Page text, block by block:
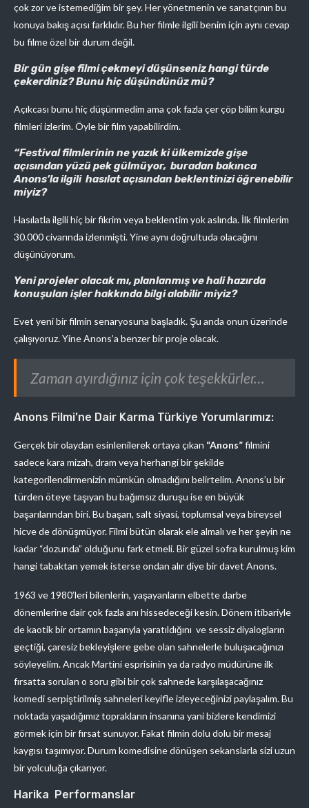
çok zor ve istemediğim bir şey. Her yönetmenin ve sanatçının bu
konuya bakış açısı farklıdır. Bu her filmle ilgili benim için aynı cevap
bu filme özel bir durum değil.
Bir gün gişe filmi çekmeyi düşünseniz hangi türde
çekerdiniz? Bunu hiç düşündünüz mü?
Açıkcası bunu hiç düşünmedim ama çok fazla çer çöp bilim kurgu
filmleri izlerim. Öyle bir film yapabilirdim.
“Festival filmlerinin ne yazık ki ülkemizde gişe
açısından yüzü pek gülmüyor, buradan bakınca
Anons’la ilgili hasılat açısından beklentinizi öğrenebilir
miyiz?
Hasılatla ilgili hiç bir fikrim veya beklentim yok aslında. İlk filmlerim
30.000 civarında izlenmişti. Yine aynı doğrultuda olacağını
düşünüyorum.
Yeni projeler olacak mı, planlanmış ve hali hazırda
konuşulan işler hakkında bilgi alabilir miyiz?
Evet yeni bir filmin senaryosuna başladık. Şu anda onun üzerinde
çalışıyoruz. Yine Anons’a benzer bir proje olacak.
Zaman ayırdığınız için çok teşekkürler…
Anons Filmi’ne Dair Karma Türkiye Yorumlarımız:
Gerçek bir olaydan esinlenilerek ortaya çıkan “Anons”filmini
sadece kara mizah, dram veya herhangi bir şekilde
kategorilendirmenizin mümkün olmadığını belirtelim. Anons’u bir
türden öteye taşıyan bu bağımsız duruşu ise en büyük
başarılarından biri. Bu başarı, salt siyasi, toplumsal veya bireysel
hicve de dönüşmüyor. Filmi bütün olarak ele almalı ve her şeyin ne
kadar “dozunda” olduğunu fark etmeli. Bir güzel sofra kurulmuş kim
hangi tabaktan yemek isterse ondan alır diye bir davet Anons.
1963 ve 1980’leri bilenlerin, yaşayanların elbette darbe
dönemlerine dair çok fazla anı hissedeceği kesin. Dönem itibariyle
de kaotik bir ortamın başarıyla yaratıldığını ve sessiz diyalogların
geçtiği, çaresiz bekleyişlere gebe olan sahnelerle buluşacağınızı
söyleyelim. Ancak Martini esprisinin ya da radyo müdürüne ilk
fırsatta sorulan o soru gibi bir çok sahnede karşılaşacağınız
komedi serpiştirilmiş sahneleri keyifle izleyeceğinizi paylaşalım. Bu
noktada yaşadığımız toprakların insanına yani bizlere kendimizi
görmek için bir fırsat sunuyor. Fakat filmin dolu dolu bir mesaj
kaygısı taşımıyor. Durum komedisine dönüşen sekanslarla sizi uzun
bir yolculuğa çıkarıyor.
Harika Performanslar